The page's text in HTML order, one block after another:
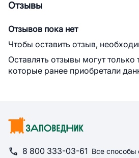
Отзывы
Отзывов пока нет
Чтобы оставить отзыв,
Оставлять отзывы могут только
которые ранее приобретали
8 800 333-03-61 Все способы